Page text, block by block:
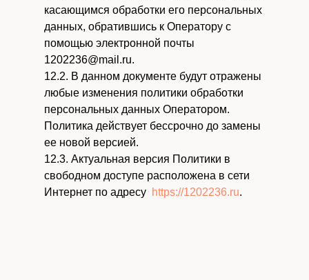
касающимся обработки его персональных
данных, обратившись к Оператору с
помощью электронной почты
1202236@mail.ru.
12.2. В данном документе будут отражены
любые изменения политики обработки
персональных данных Оператором.
Политика действует бессрочно до замены
ее новой версией.
12.3. Актуальная версия Политики в
свободном доступе расположена в сети
Интернет по адресу https://1202236.ru.